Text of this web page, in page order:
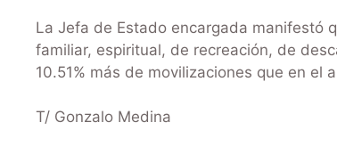
La Jefa de Estado encargada manifestó
familiar, espiritual, de recreación, de
10.51% más de movilizaciones que en el
T/ Gonzalo Medina